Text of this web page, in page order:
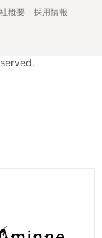
概要
採用情報